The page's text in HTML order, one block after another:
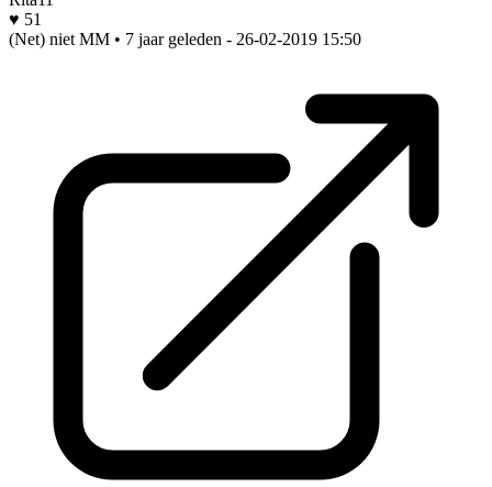
♥ 51
(Net) niet MM • 7 jaar geleden - 26-02-2019 15:50